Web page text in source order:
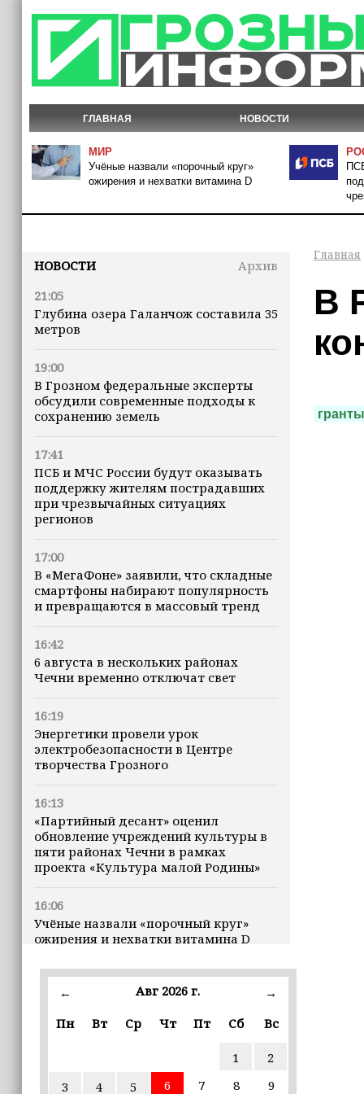
ГЛАВНАЯ НОВОСТИ
МИР
Учёные назвали «порочный круг»
ожирения и нехватки витамина D
НОВОСТИ
Архив
21:05
Глубина озера Галанчож составила 35
метров
19:00
В Грозном федеральные эксперты
обсудили современные подходы к
сохранению земель
17:41
ПСБ и МЧС России будут оказывать
поддержку жителям пострадавших
при чрезвычайных ситуациях
регионов
17:00
В «МегаФоне» заявили, что складные
смартфоны набирают популярность
и превращаются в массовый тренд
16:42
6 августа в нескольких районах
Чечни временно отключат свет
16:19
Энергетики провели урок
электробезопасности в Центре
творчества Грозного
16:13
«Партийный десант» оценил
обновление учреждений культуры в
пяти районах Чечни в рамках
проекта «Культура малой Родины»
16:06
Учёные назвали «порочный круг»
ожирения и нехватки витамина D
16:00
В Чеченской Республике начинается
избирательные комиссии
← Авг 2026 г.
→
Пн
Вт Ср Чт Пт Сб Вс
1
2
3
4 5 6 7 8
9
Главная
В
гранты